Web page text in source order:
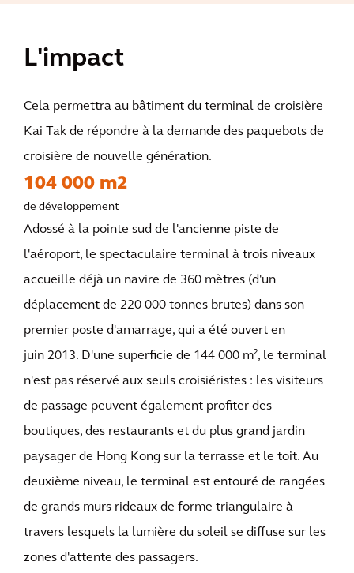
L'impact
Cela permettra au bâtiment du terminal de croisière
Kai Tak de répondre à la demande des paquebots de
croisière de nouvelle génération.
104 000 m2
de développement
Adossé à la pointe sud de l'ancienne piste de
l'aéroport, le spectaculaire terminal à trois niveaux
accueille déjà un navire de 360 mètres (d'un
déplacement de 220 000 tonnes brutes) dans son
premier poste d'amarrage, qui a été ouvert en
juin 2013. D'une superficie de 144 000 m², le terminal
n'est pas réservé aux seuls croisiéristes : les visiteurs
de passage peuvent également profiter des
boutiques, des restaurants et du plus grand jardin
paysager de Hong Kong sur la terrasse et le toit. Au
deuxième niveau, le terminal est entouré de rangées
de grands murs rideaux de forme triangulaire à
travers lesquels la lumière du soleil se diffuse sur les
zones d'attente des passagers.